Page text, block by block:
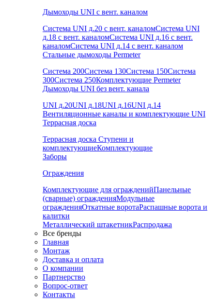
Дымоходы UNI с вент. каналом
Система UNI д.20 с вент. каналомСистема UNI
д.18 с вент. каналомСистема UNI д.16 с вент.
каналомСистема UNI д.14 с вент. каналом
Стальные дымоходы Permeter
Система 200Система 130Система 150Система
300Система 250Комплектующие Permeter
Дымоходы UNI без вент. канала
UNI д.20UNI д.18UNI д.16UNI д.14
Вентиляционные каналы и комплектующие UNI
Террасная доска
Террасная доска Ступени и
комплектующиеКомплектующие
Заборы
Ограждения
Комплектующие для огражденийПанельные
(сварные) огражденияМодульные
огражденияОткатные воротаРаспашные ворота и
калитки
Металлический штакетникРаспродажа
Все бренды
Главная
Монтаж
Доставка и оплата
О компании
Партнерство
Вопрос-ответ
Контакты